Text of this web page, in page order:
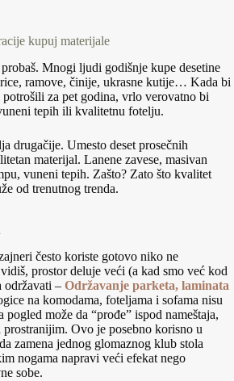
kupuj materijale
Mnogi ljudi godišnje kupe desetine
ramove, činije, ukrasne kutije… Kada bi
za pet godina, vrlo verovatno bi
tepih ili kvalitetnu fotelju.
drugačije. Umesto deset prosečnih
materijal. Lanene zavese, masivan
vuneni tepih. Zašto? Zato što kvalitet
od trenutnog trenda.
često koriste gotovo niko ne
prostor deluje veći (a kad smo već kod
održavati – Održavanje parketa, laminata
na komodama, foteljama i sofama nisu
pogled može da “prođe” ispod nameštaja,
Ovo je posebno korisno u
zamena jednog glomaznog klub stola
nogama napravi veći efekat nego
sobe.